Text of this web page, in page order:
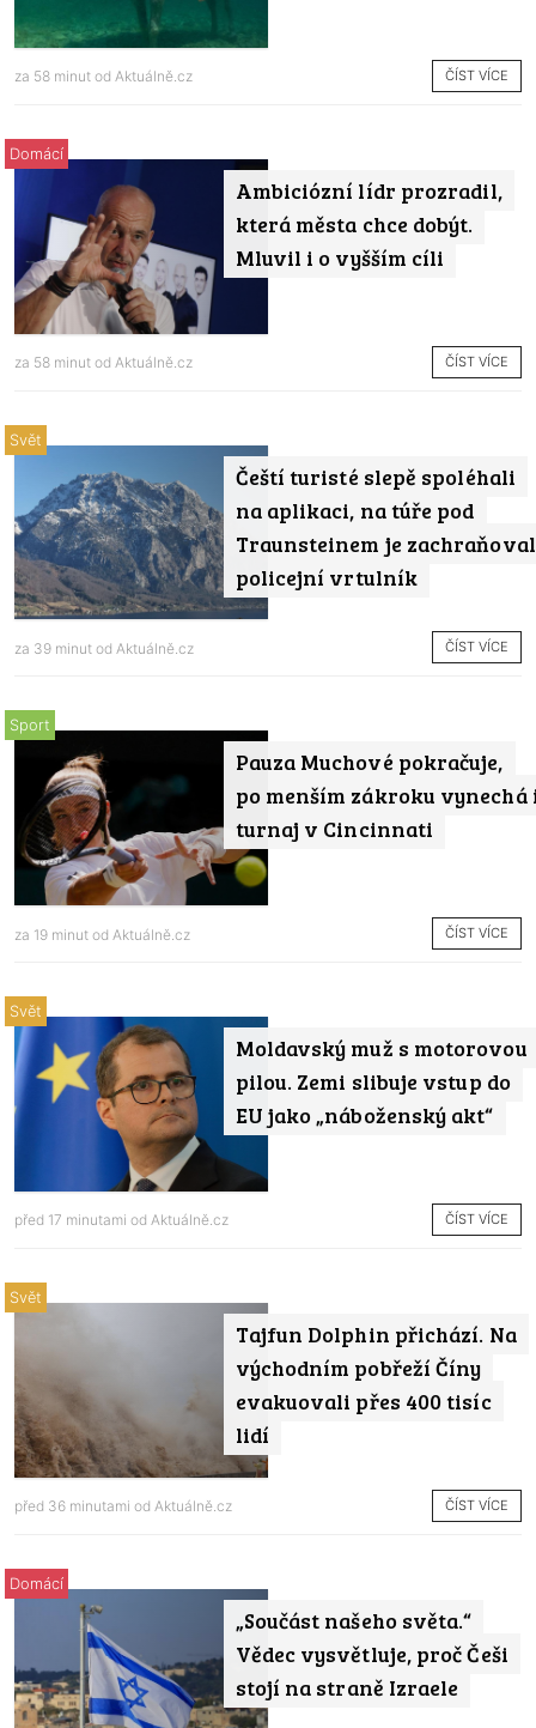
za 58 minut od Aktuálně.cz ČÍST VÍCE
Ambiciózní lídr prozradil,
která města chce dobýt.
Mluvil i o vyšším cíli
Domácí
za 58 minut od Aktuálně.cz ČÍST VÍCE
Čeští turisté slepě spoléhali
na aplikaci, na túře pod
Traunsteinem je zachraňoval
policejní vrtulník
Svět
za 39 minut od Aktuálně.cz ČÍST VÍCE
Pauza Muchové pokračuje,
po menším zákroku vynechá
turnaj v Cincinnati
Sport
za 19 minut od Aktuálně.cz ČÍST VÍCE
Moldavský muž s motorovou
pilou. Zemi slibuje vstup do
EU jako „náboženský akt“
Svět
před 17 minutami od Aktuálně.cz ČÍST VÍCE
Tajfun Dolphin přichází. Na
východním pobřeží Číny
evakuovali přes 400 tisíc
lidí
Svět
před 36 minutami od Aktuálně.cz ČÍST VÍCE
„Součást našeho světa.“
Vědec vysvětluje, proč Češi
stojí na straně Izraele
Domácí